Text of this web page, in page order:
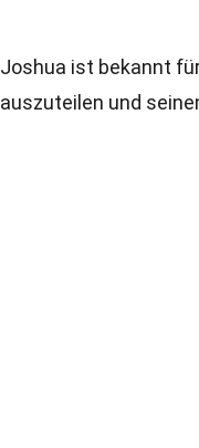
Joshua ist bekannt
auszuteilen und